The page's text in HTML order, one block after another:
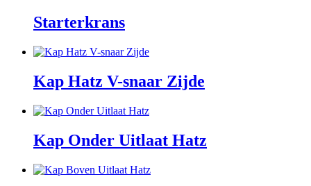
Starterkrans
Kap Hatz V-snaar Zijde
Kap Onder Uitlaat Hatz